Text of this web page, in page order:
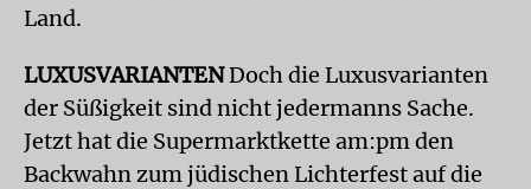
Land.
LUXUSVARIANTENDoch die Luxusvarianten
der Süßigkeit sind nicht jedermanns Sache.
Jetzt hat die Supermarktkette am:pm den
Backwahn zum jüdischen Lichterfest auf die